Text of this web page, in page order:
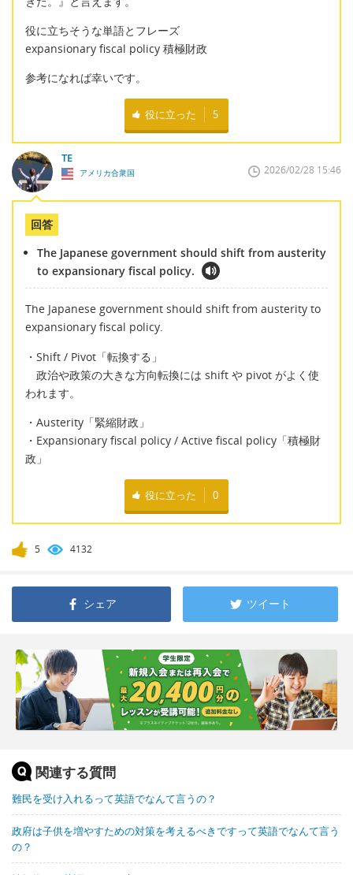
役に立ちそうな単語とフレーズ
expansionary fiscal policy 積極財政
参考になれば幸いです。
役に立った 5
TE
アメリカ合衆国 2026/02/28 15:46
回答
The Japanese government should shift from austerity
to expansionary fiscal policy.
The Japanese government should shift from austerity to
expansionary fiscal policy.
・Shift / Pivot「転換する」
政治や政策の大きな方向転換には shift や pivot がよく使
われます。
・Austerity「緊縮財政」
・Expansionary fiscal policy / Active fiscal policy「積極財
政」
役に立った 0
5 4132
シェア ツイート
関連する質問
難民を受け入れるって英語でなんて言うの？
政府は子供を増やすための対策を考えるべきですって英語でなんて言う
の？